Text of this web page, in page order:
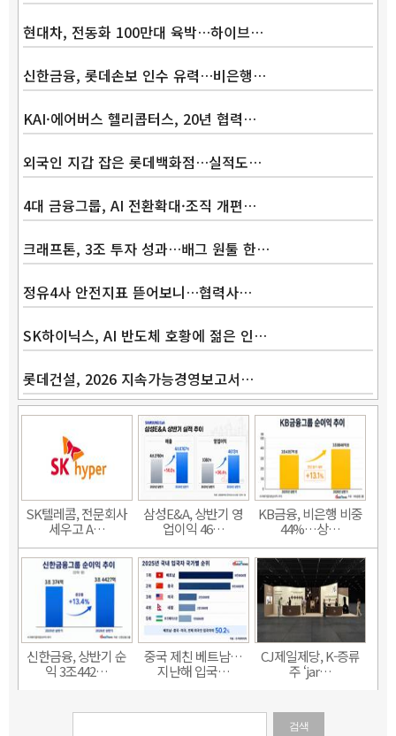
현대차, 전동화 100만대 육박…하이브…
신한금융, 롯데손보 인수 유력…비은행…
KAI·에어버스 헬리콥터스, 20년 협력…
외국인 지갑 잡은 롯데백화점…실적도…
4대 금융그룹, AI 전환확대·조직 개편…
크래프톤, 3조 투자 성과…배그 원툴 한…
정유4사 안전지표 뜯어보니…협력사…
SK하이닉스, AI 반도체 호황에 젊은 인…
롯데건설, 2026 지속가능경영보고서…
SK텔레콤, 전문회사
세우고 A…
삼성E&A, 상반기 영
업이익 46…
KB금융, 비은행 비중
44%…상…
신한금융, 상반기 순
익 3조442…
중국 제친 베트남…
지난해 입국…
CJ제일제당, K-증류
주 ‘jar…
검색